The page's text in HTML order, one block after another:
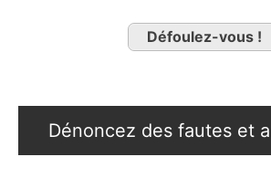
Défoulez-vous !
Dénoncez des fautes et